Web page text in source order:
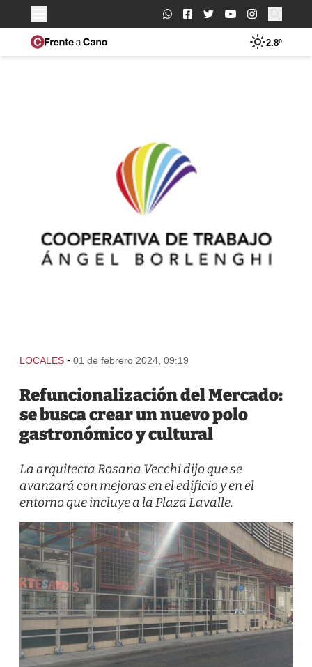
Buscar:
2.8º
LOCALES - 01 de febrero 2024, 09:19
Refuncionalización del Mercado:
se busca crear un nuevo polo
gastronómico y cultural
La arquitecta Rosana Vecchi dijo que se
avanzará con mejoras en el edificio y en el
entorno que incluye a la Plaza Lavalle.